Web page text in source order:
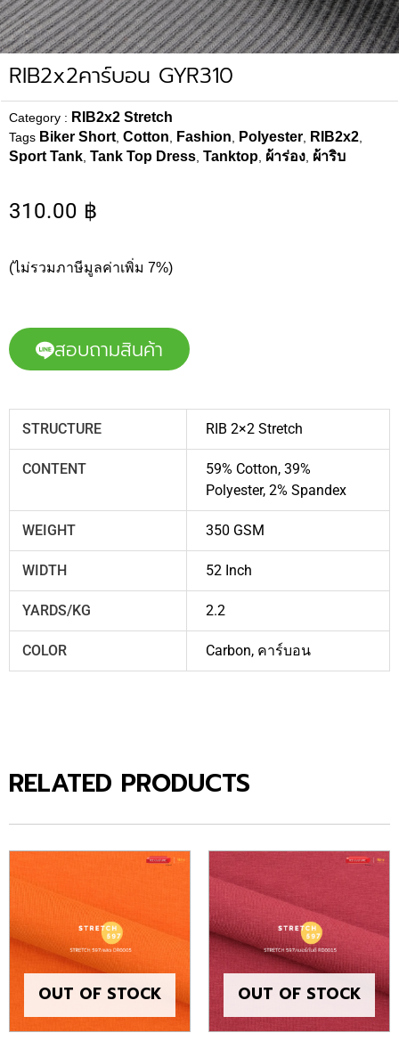
RIB2x2คาร์บอน GYR310
Category : RIB2x2 Stretch
Tags Biker Short Cotton Fashion Polyester RIB2x2
Sport Tank Tank Top Dress Tanktop ผ้าร่อง ผ้าริบ
310.00 ฿
(ไม่รวมภาษีมูลค่าเพิ่ม 7%)
สอบถามสินค้า
STRUCTURE RIB 2×2 Stretch
CONTENT
59% Cotton, 39%
Polyester, 2% Spandex
WEIGHT 350 GSM
WIDTH 52 Inch
YARDS/KG 2.2
COLOR Carbon, คาร์บอน
RELATED PRODUCTS
OUT OF STOCK OUT OF STOCK